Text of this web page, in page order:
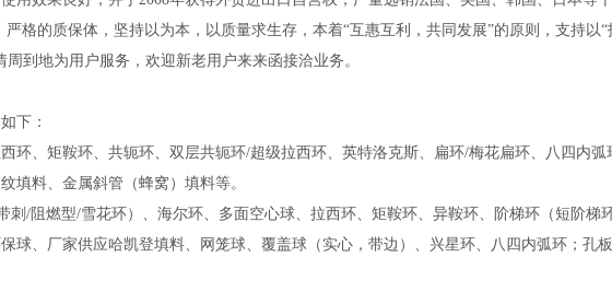
格的质保体，坚持以为本，以质量求生存，本着“互惠互利，共同发展”的原则，支持以
到地为用户服务，欢迎新老用户来来函接洽业务。
下：
环、矩鞍环、共轭环、双层共轭环/超级拉西环、英特洛克斯、扁环/梅花扁环、八四内
填料、金属斜管（蜂窝）填料等。
刺/阻燃型/雪花环）、海尔环、多面空心球、拉西环、矩鞍环、异鞍环、阶梯环（短阶梯
球、厂家供应哈凯登填料、网笼球、覆盖球（实心，带边）、兴星环、八四内弧环；孔